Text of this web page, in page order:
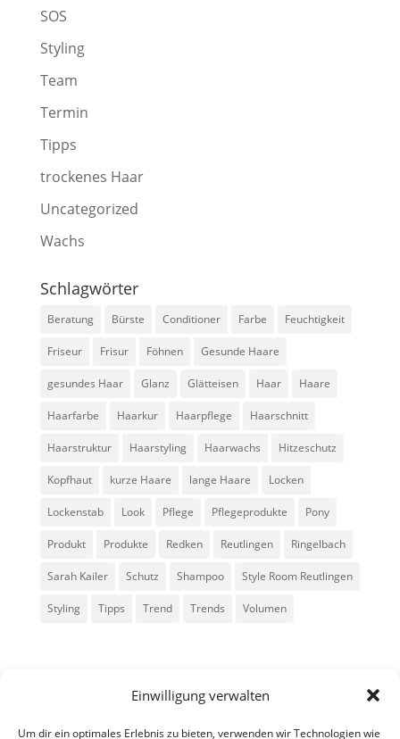
Einwilligung verwalten
Um dir ein optimales Erlebnis zu bieten, verwenden wir Technologien wie
SOS
Styling
Team
Termin
Tipps
trockenes Haar
Uncategorized
Wachs
Schlagwörter
Beratung Bürste Conditioner Farbe Feuchtigkeit
Friseur Frisur Föhnen Gesunde Haare
gesundes Haar Glanz Glätteisen Haar Haare
Haarfarbe Haarkur Haarpflege Haarschnitt
Haarstruktur Haarstyling Haarwachs Hitzeschutz
Kopfhaut kurze Haare lange Haare Locken
Lockenstab Look Pflege Pflegeprodukte Pony
Produkt Produkte Redken Reutlingen Ringelbach
Sarah Kailer Schutz Shampoo Style Room Reutlingen
Styling Tipps Trend Trends Volumen